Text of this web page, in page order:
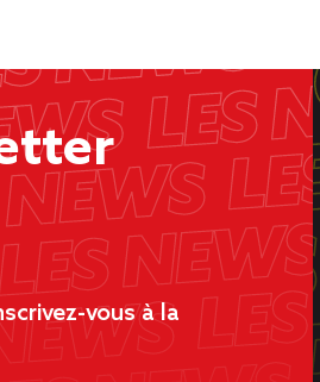
vous à la